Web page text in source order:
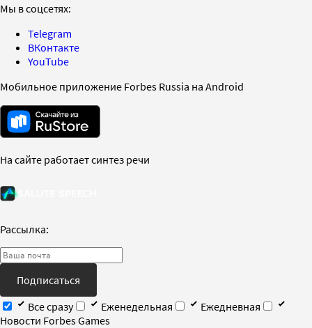
Мы в соцсетях:
Telegram
ВКонтакте
YouTube
Мобильное приложение Forbes Russia на Android
На сайте работает синтез речи
Рассылка:
Подписаться
Все сразу
Еженедельная
Ежедневная
Новости Forbes Games